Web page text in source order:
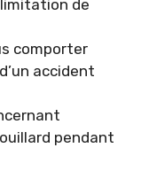
limitation de
comporter
accident
pendant